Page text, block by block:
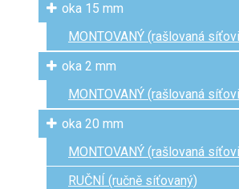
oka 15 mm
MONTOVANÝ (rašlovaná
oka 2 mm
MONTOVANÝ (rašlovaná
oka 20 mm
MONTOVANÝ (rašlovaná
RUČNÍ (ručně síťovaný)